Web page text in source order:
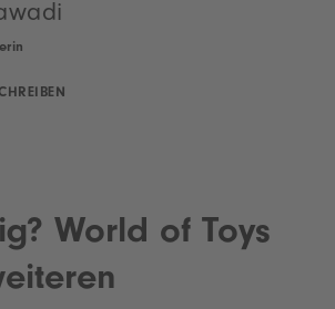
World of Toys